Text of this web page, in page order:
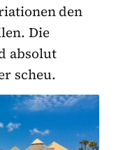
den
Die
absolut
scheu.